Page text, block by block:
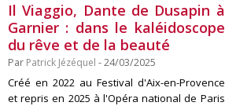
Il Viaggio, Dante de Dusapin à
Garnier : dans le kaléidoscope
du rêve et de la beauté
Par Patrick Jézéquel - 24/03/2025
Créé en 2022 au Festival d'Aix-en-Provence
et repris en 2025 à l'Opéra national de Paris